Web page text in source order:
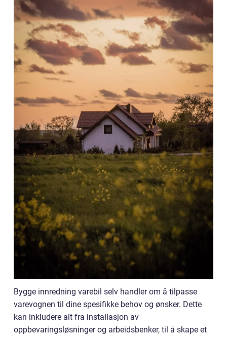
Bygge innredning varebil selv handler om å tilpasse
varevognen til dine spesifikke behov og ønsker. Dette
kan inkludere alt fra installasjon av
oppbevaringsløsninger og arbeidsbenker, til å skape et